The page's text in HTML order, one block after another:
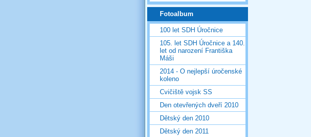
Fotoalbum
100 let SDH Úročnice
105. let SDH Úročnice a 140.
let od narození Františka
Máši
2014 - O nejlepší úročenské
koleno
Cvičiště vojsk SS
Den otevřených dveří 2010
Dětský den 2010
Dětský den 2011